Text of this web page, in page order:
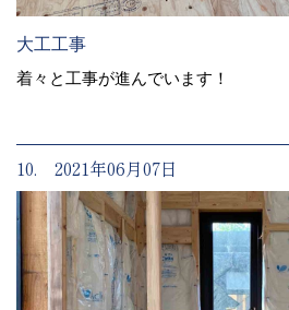
大工工事
着々と工事が進んでいます！
10. 2021年06月07日